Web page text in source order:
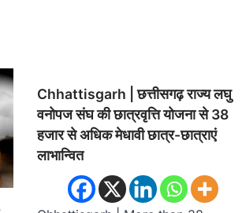
Chhattisgarh | छत्तीसगढ़ राज्य लघु
वनोपज संघ की छात्रवृत्ति योजना से 38
हजार से अधिक मेधावी छात्र-छात्राएं
लाभान्वित